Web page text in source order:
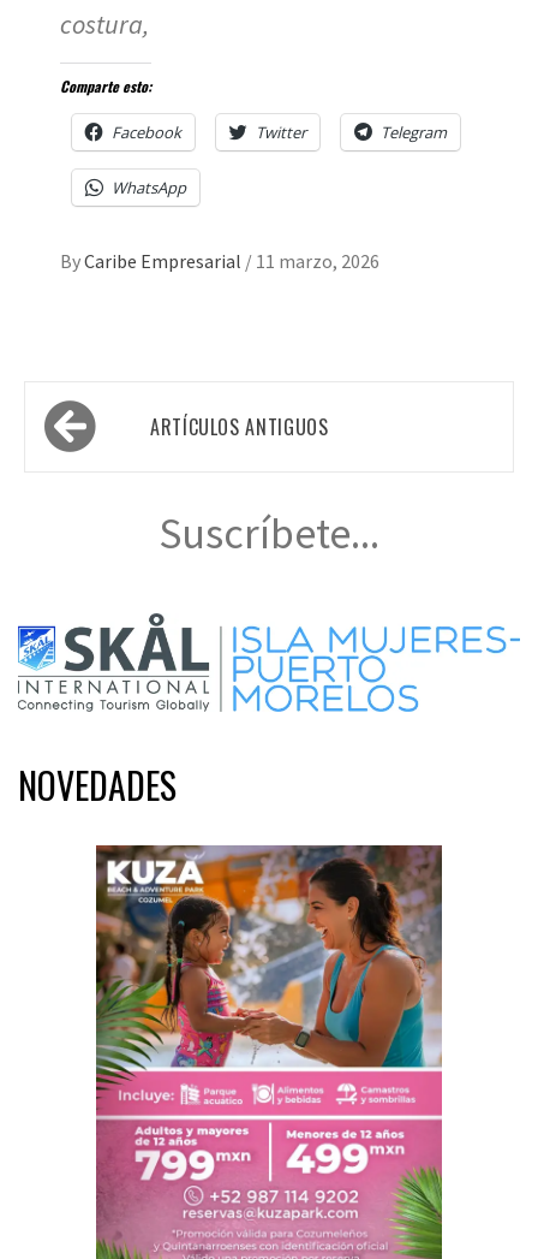
costura,
Comparte esto:
Facebook Twitter Telegram
WhatsApp
ByCaribe Empresarial / 11 marzo, 2026
Navegación
de ARTÍCULOS ANTIGUOS
Suscríbete...
NOVEDADES